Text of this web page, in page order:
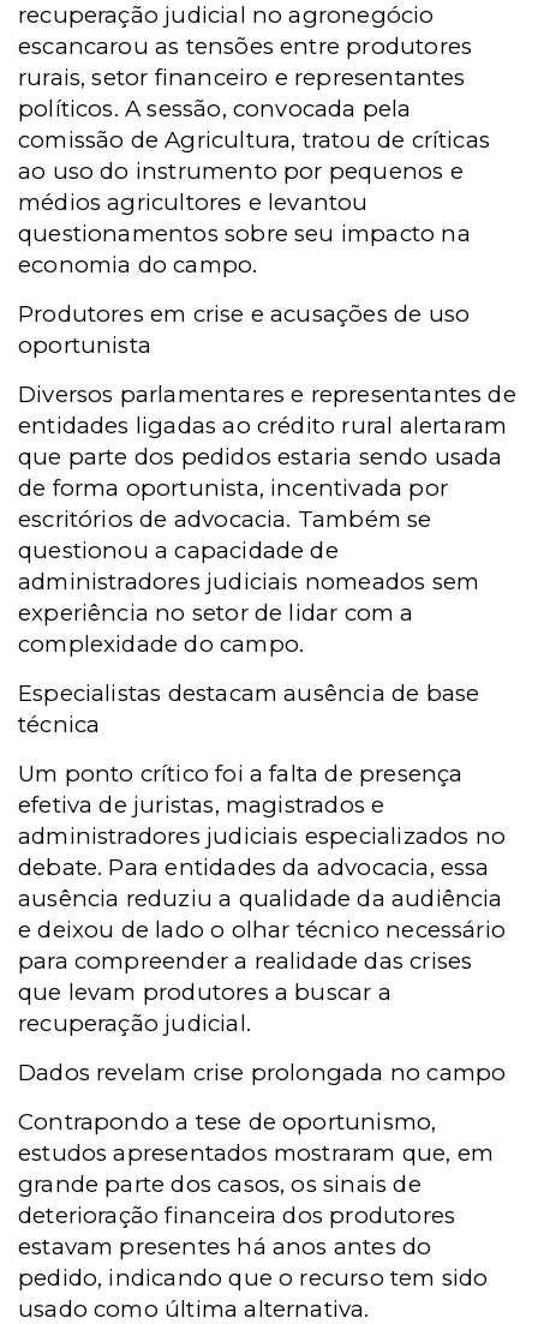
recuperação judicial no agronegócio
escancarou as tensões entre produtores
rurais, setor financeiro e representantes
políticos. A sessão, convocada pela
comissão de Agricultura, tratou de críticas
ao uso do instrumento por pequenos e
médios agricultores e levantou
questionamentos sobre seu impacto na
economia do campo.
Produtores em crise e acusações de uso
oportunista
Diversos parlamentares e representantes de
entidades ligadas ao crédito rural alertaram
que parte dos pedidos estaria sendo usada
de forma oportunista, incentivada por
escritórios de advocacia. Também se
questionou a capacidade de
administradores judiciais nomeados sem
experiência no setor de lidar com a
complexidade do campo.
Especialistas destacam ausência de base
técnica
Um ponto crítico foi a falta de presença
efetiva de juristas, magistrados e
administradores judiciais especializados no
debate. Para entidades da advocacia, essa
ausência reduziu a qualidade da audiência
e deixou de lado o olhar técnico necessário
para compreender a realidade das crises
que levam produtores a buscar a
recuperação judicial.
Dados revelam crise prolongada no campo
Contrapondo a tese de oportunismo,
estudos apresentados mostraram que, em
grande parte dos casos, os sinais de
deterioração financeira dos produtores
estavam presentes há anos antes do
pedido, indicando que o recurso tem sido
usado como última alternativa.